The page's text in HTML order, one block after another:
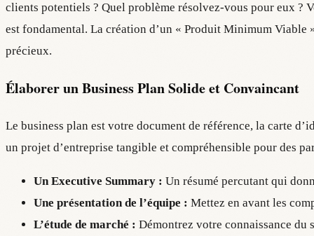
clients potentiels ? Quel problème résolvez-vous pour eux ?
est fondamental. La création d’un « Produit Minimum
précieux.
Élaborer un Business Plan Solide et Convaincant
Le business plan est votre document de référence, la carte
un projet d’entreprise tangible et compréhensible pour des
Un Executive Summary : Un résumé percutant qui
Une présentation de l’équipe : Mettez en avant les
L’étude de marché : Démontrez votre connaissance du